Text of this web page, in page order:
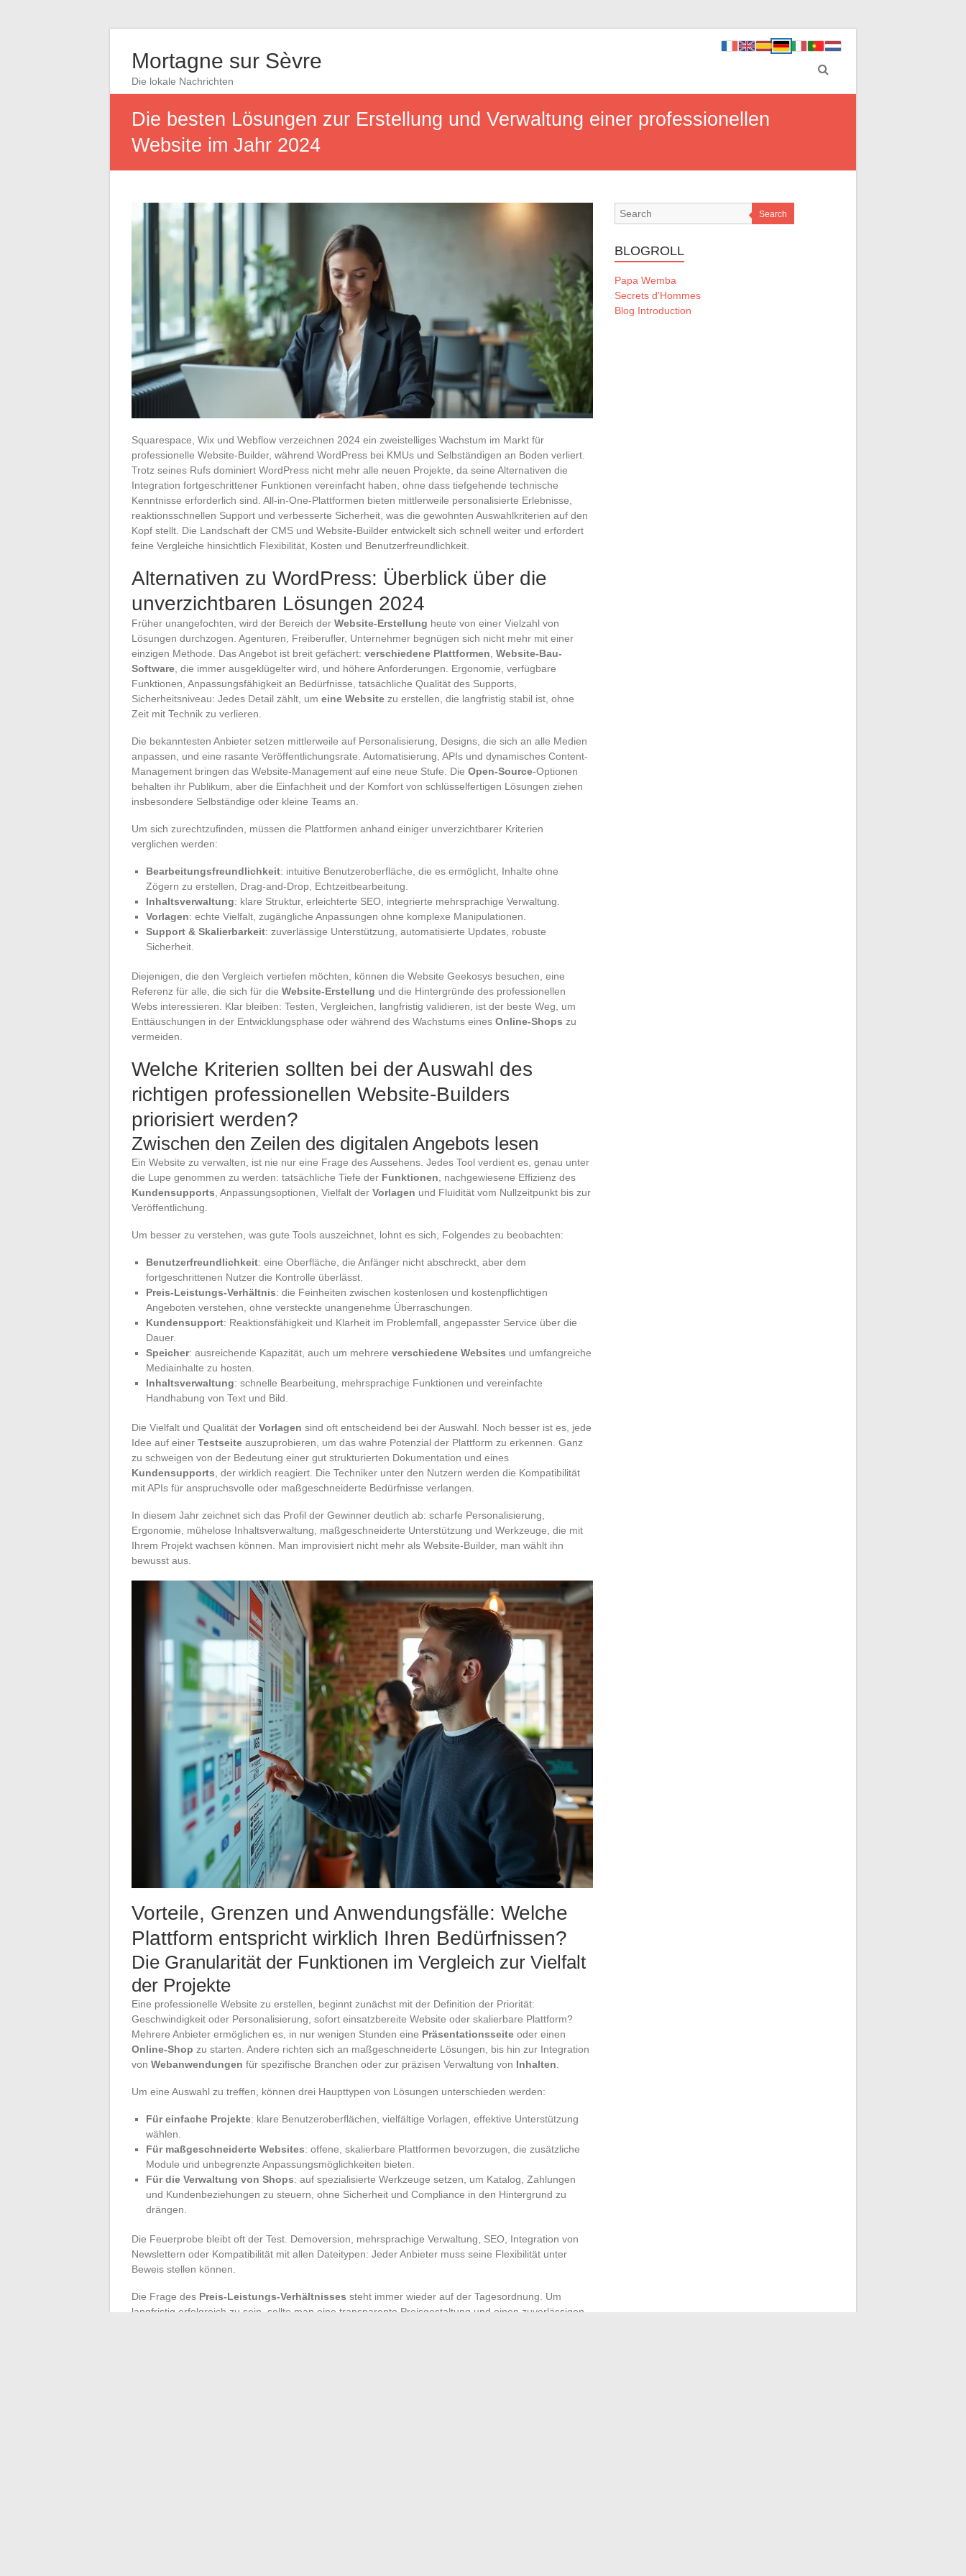
Mortagne sur Sèvre
Die lokale Nachrichten
Die besten Lösungen zur Erstellung und Verwaltung einer professionellen
Website im Jahr 2024
Squarespace, Wix und Webflow verzeichnen 2024 ein zweistelliges Wachstum im Markt für
professionelle Website-Builder, während WordPress bei KMUs und Selbständigen an Boden verliert.
Trotz seines Rufs dominiert WordPress nicht mehr alle neuen Projekte, da seine Alternativen die
Integration fortgeschrittener Funktionen vereinfacht haben, ohne dass tiefgehende technische
Kenntnisse erforderlich sind. All-in-One-Plattformen bieten mittlerweile personalisierte Erlebnisse,
reaktionsschnellen Support und verbesserte Sicherheit, was die gewohnten Auswahlkriterien auf den
Kopf stellt. Die Landschaft der CMS und Website-Builder entwickelt sich schnell weiter und erfordert
feine Vergleiche hinsichtlich Flexibilität, Kosten und Benutzerfreundlichkeit.
Alternativen zu WordPress: Überblick über die
unverzichtbaren Lösungen 2024
Früher unangefochten, wird der Bereich der Website-Erstellung heute von einer Vielzahl von
Lösungen durchzogen. Agenturen, Freiberufler, Unternehmer begnügen sich nicht mehr mit einer
einzigen Methode. Das Angebot ist breit gefächert: verschiedene Plattformen Website-Bau-
Software , die immer ausgeklügelter wird, und höhere Anforderungen. Ergonomie, verfügbare
Funktionen, Anpassungsfähigkeit an Bedürfnisse, tatsächliche Qualität des Supports,
Sicherheitsniveau: Jedes Detail zählt, um eine Website zu erstellen, die langfristig stabil ist, ohne
Zeit mit Technik zu verlieren.
Die bekanntesten Anbieter setzen mittlerweile auf Personalisierung, Designs, die sich an alle Medien
anpassen, und eine rasante Veröffentlichungsrate. Automatisierung, APIs und dynamisches Content-
Management bringen das Website-Management auf eine neue Stufe. Die Open-Source-Optionen
behalten ihr Publikum, aber die Einfachheit und der Komfort von schlüsselfertigen Lösungen ziehen
insbesondere Selbständige oder kleine Teams an.
Um sich zurechtzufinden, müssen die Plattformen anhand einiger unverzichtbarer Kriterien
verglichen werden:
Bearbeitungsfreundlichkeit: intuitive Benutzeroberfläche, die es ermöglicht, Inhalte ohne
Zögern zu erstellen, Drag-and-Drop, Echtzeitbearbeitung.
Inhaltsverwaltung: klare Struktur, erleichterte SEO, integrierte mehrsprachige Verwaltung.
Vorlagen: echte Vielfalt, zugängliche Anpassungen ohne komplexe Manipulationen.
Support & Skalierbarkeit: zuverlässige Unterstützung, automatisierte Updates, robuste
Sicherheit.
Diejenigen, die den Vergleich vertiefen möchten, können die Website Geekosys besuchen, eine
Referenz für alle, die sich für die Website-Erstellung und die Hintergründe des professionellen
Webs interessieren. Klar bleiben: Testen, Vergleichen, langfristig validieren, ist der beste Weg, um
Enttäuschungen in der Entwicklungsphase oder während des Wachstums eines Online-Shops zu
vermeiden.
Welche Kriterien sollten bei der Auswahl des
richtigen professionellen Website-Builders
priorisiert werden?
Zwischen den Zeilen des digitalen Angebots lesen
Ein Website zu verwalten, ist nie nur eine Frage des Aussehens. Jedes Tool verdient es, genau unter
die Lupe genommen zu werden: tatsächliche Tiefe der Funktionen , nachgewiesene Effizienz des
Kundensupports , Anpassungsoptionen, Vielfalt der Vorlagen und Fluidität vom Nullzeitpunkt bis zur
Veröffentlichung.
Um besser zu verstehen, was gute Tools auszeichnet, lohnt es sich, Folgendes zu beobachten:
Benutzerfreundlichkeit: eine Oberfläche, die Anfänger nicht abschreckt, aber dem
fortgeschrittenen Nutzer die Kontrolle überlässt.
Preis-Leistungs-Verhältnis: die Feinheiten zwischen kostenlosen und kostenpflichtigen
Angeboten verstehen, ohne versteckte unangenehme Überraschungen.
Kundensupport: Reaktionsfähigkeit und Klarheit im Problemfall, angepasster Service über die
Dauer.
Speicher: ausreichende Kapazität, auch um mehrere verschiedene Websites und umfangreiche
Mediainhalte zu hosten.
Inhaltsverwaltung: schnelle Bearbeitung, mehrsprachige Funktionen und vereinfachte
Handhabung von Text und Bild.
Die Vielfalt und Qualität der Vorlagen sind oft entscheidend bei der Auswahl. Noch besser ist es, jede
Idee auf einer Testseite auszuprobieren, um das wahre Potenzial der Plattform zu erkennen. Ganz
zu schweigen von der Bedeutung einer gut strukturierten Dokumentation und eines
Kundensupports , der wirklich reagiert. Die Techniker unter den Nutzern werden die Kompatibilität
mit APIs für anspruchsvolle oder maßgeschneiderte Bedürfnisse verlangen.
In diesem Jahr zeichnet sich das Profil der Gewinner deutlich ab: scharfe Personalisierung,
Ergonomie, mühelose Inhaltsverwaltung, maßgeschneiderte Unterstützung und Werkzeuge, die mit
Ihrem Projekt wachsen können. Man improvisiert nicht mehr als Website-Builder, man wählt ihn
bewusst aus.
Vorteile, Grenzen und Anwendungsfälle: Welche
Plattform entspricht wirklich Ihren Bedürfnissen?
Die Granularität der Funktionen im Vergleich zur Vielfalt
der Projekte
Eine professionelle Website zu erstellen, beginnt zunächst mit der Definition der Priorität:
Geschwindigkeit oder Personalisierung, sofort einsatzbereite Website oder skalierbare Plattform?
Mehrere Anbieter ermöglichen es, in nur wenigen Stunden eine Präsentationsseite oder einen
Online-Shop zu starten. Andere richten sich an maßgeschneiderte Lösungen, bis hin zur Integration
von Webanwendungen für spezifische Branchen oder zur präzisen Verwaltung von Inhalten
Um eine Auswahl zu treffen, können drei Haupttypen von Lösungen unterschieden werden:
Für einfache Projekte: klare Benutzeroberflächen, vielfältige Vorlagen, effektive Unterstützung
wählen.
Für maßgeschneiderte Websites: offene, skalierbare Plattformen bevorzugen, die zusätzliche
Module und unbegrenzte Anpassungsmöglichkeiten bieten.
Für die Verwaltung von Shops: auf spezialisierte Werkzeuge setzen, um Katalog, Zahlungen
und Kundenbeziehungen zu steuern, ohne Sicherheit und Compliance in den Hintergrund zu
drängen.
Die Feuerprobe bleibt oft der Test. Demoversion, mehrsprachige Verwaltung, SEO, Integration von
Newslettern oder Kompatibilität mit allen Dateitypen: Jeder Anbieter muss seine Flexibilität unter
Beweis stellen können.
Die Frage des Preis-Leistungs-Verhältnisses steht immer wieder auf der Tagesordnung. Um
langfristig erfolgreich zu sein, sollte man eine transparente Preisgestaltung und einen zuverlässigen
Search
BLOGROLL
Papa Wemba
Secrets d'Hommes
Blog Introduction